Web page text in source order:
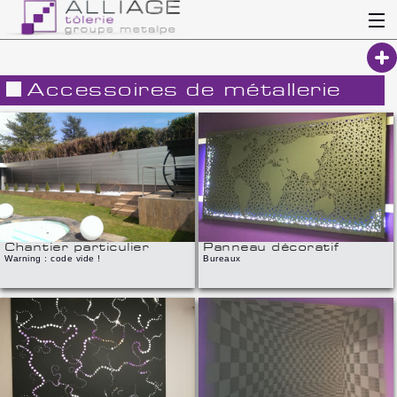
EQUIPEMENT
CATALOGUE
ACTUALITES
NOS FORCES
PRODUITS PHARES
REALISATIONS
Contact
Recrutements
Newsletter
Extranet
Accessoires de métallerie
Chantier particulier
Warning : code vide !
Chantier particulier
Warning : code vide !
Réalisation d'une clôture déco en tôles
pliées
Panneau décoratif
Bureaux
Panneau décoratif
Bureaux
Cloison décorative en tôle perforée
Panneau décoratif
Bureaux
Cloison décorative en tôle perforée
Panneau décoratif
Bureaux
Cloison décorative en tôle perforée